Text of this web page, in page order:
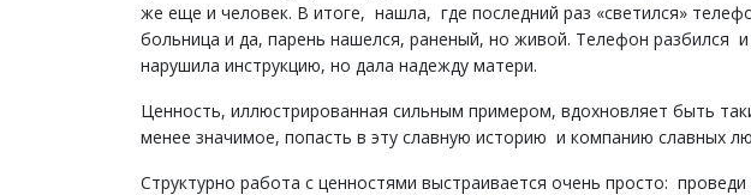
же еще и человек. В итоге, нашла, где последний раз «светился»
больница и да, парень нашелся, раненый, но живой. Телефон разбился
нарушила инструкцию, но дала надежду матери.
Ценность, иллюстрированная сильным примером, вдохновляет быть
менее значимое, попасть в эту славную историю и компанию славных
Структурно работа с ценностями выстраивается очень просто: